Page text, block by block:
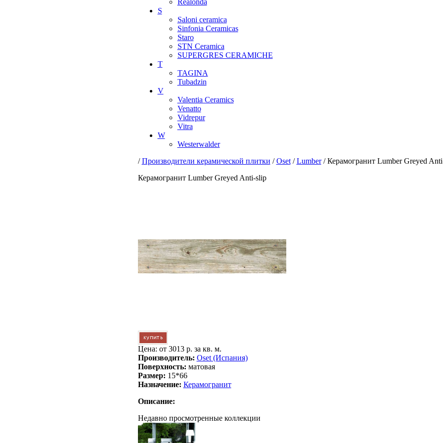
Realonda
S
Saloni ceramica
Sinfonia Ceramicas
Staro
STN Ceramica
SUPERGRES CERAMICHE
T
TAGINA
Tubadzin
V
Valentia Ceramics
Venatto
Vidrepur
Vitra
W
Westerwalder
/Производители керамической плитки /Oset/Lumber/ Керамогранит Lumber Greyed
Керамогранит Lumber Greyed Anti-slip
Цена: от 3013 р. за кв. м.
Производитель: Oset (Испания)
Поверхность: матовая
Размер: 15*66
Назначение: Керамогранит
Описание:
Недавно просмотренные коллекции